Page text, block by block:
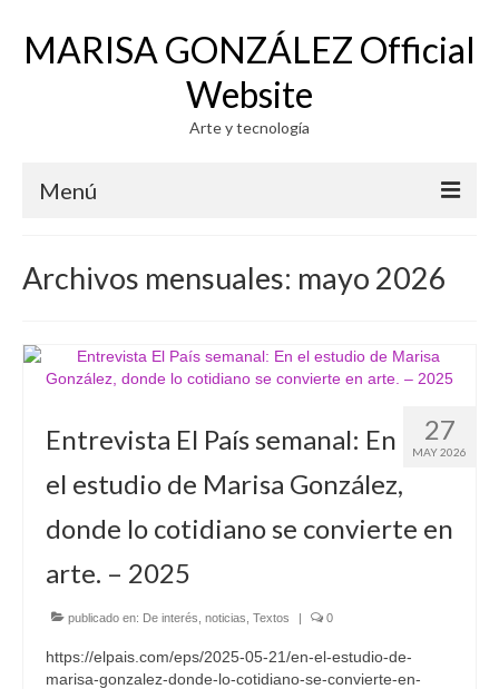
MARISA GONZÁLEZ Official
Website
Arte y tecnología
Menú
PHOTOGRAPHY
GENERATIVE SYSTEMS 1971-73
PHOTO-VIDEO-COMPUTER
ELECTROGRAPHY
BUBBLE ART
FAX ART
NET ART
EXHIBITIONS
Archivos mensuales: mayo 2026
27
MAY 2026
Entrevista El País semanal: En
el estudio de Marisa González,
donde lo cotidiano se convierte en
arte. – 2025
publicado en: De interés noticias Textos | 0
https://elpais.com/eps/2025-05-21/en-el-estudio-de-
marisa-gonzalez-donde-lo-cotidiano-se-convierte-en-